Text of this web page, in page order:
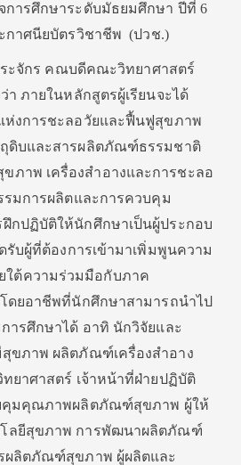
การศึกษาระดับมัธยมศึกษา ปีที่ 6
กาศนียบัตรวิชาชีพ (ปวช.)
ะจักร คณบดีคณะวิทยาศาสตร์
า ภายในหลักสูตรผู้เรียนจะได้
ห่งการชะลอวัยและฟื้นฟูสุขภาพ
ดิบและสารผลิตภัณฑ์ธรรมชาติ
าพ เครื่องสำอางและการชะลอ
รมการผลิตและการควบคุม
กปฏิบัติให้นักศึกษาเป็นผู้ประกอบ
รับผู้ที่ต้องการเข้ามาเพิ่มพูนความ
ยใต้ความร่วมมือกับภาค
ดยอาชีพที่นักศึกษาสามารถนำไป
ารศึกษาได้ อาทิ นักวิจัยและ
ขภาพ ผลิตภัณฑ์เครื่องสำอาง
ยาศาสตร์ เจ้าหน้าที่ฝ่ายปฏิบัติ
คุมคุณภาพผลิตภัณฑ์สุขภาพ ผู้ให้
โลยีสุขภาพ การพัฒนาผลิตภัณฑ์
ผลิตภัณฑ์สุขภาพ ผู้ผลิตและ